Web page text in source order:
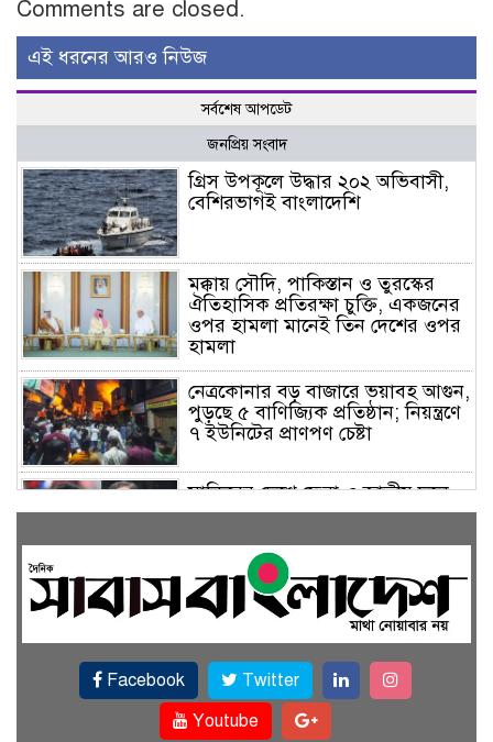
Comments are closed.
এই ধরনের আরও নিউজ
সর্বশেষ আপডেট
জনপ্রিয় সংবাদ
গ্রিস উপকূলে উদ্ধার ২০২ অভিবাসী,
বেশিরভাগই বাংলাদেশি
মক্কায় সৌদি, পাকিস্তান ও তুরস্কের
ঐতিহাসিক প্রতিরক্ষা চুক্তি, একজনের
ওপর হামলা মানেই তিন দেশের ওপর
হামলা
নেত্রকোনার বড় বাজারে ভয়াবহ আগুন,
পুড়ছে ৫ বাণিজ্যিক প্রতিষ্ঠান; নিয়ন্ত্রণে
৭ ইউনিটের প্রাণপণ চেষ্টা
সাকিবের দেশে ফেরা ও জাতীয় দলে
ফেরার সম্ভাবনা নেই, ইঙ্গিত ক্রীড়া
ফেসবুকে যুক্ত হলো বিকাশ, সহজ
হলো ডিজিটাল পেমেন্ট
বৃষ্টি উপেক্ষা করে ‘জুলাই গণঅভ্যুত্থান
স্মৃতি জাদুঘরে’ দর্শনার্থীদের ঢল
Facebook
Twitter
Youtube